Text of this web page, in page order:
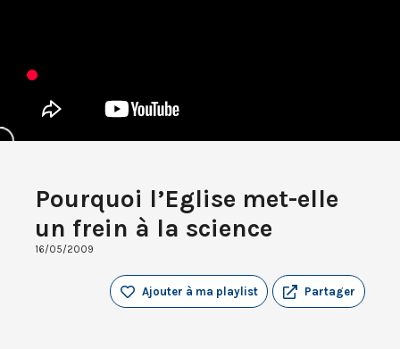
Pourquoi l’Eglise met-elle
un frein à la science
16/05/2009
Partager
Ajouter à ma playlist